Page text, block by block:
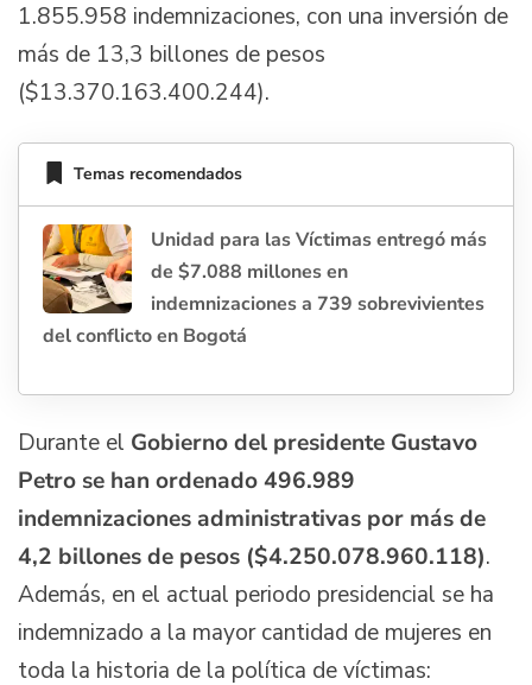
1.855.958 indemnizaciones, con una inversión de
más de 13,3 billones de pesos
($13.370.163.400.244).
Temas recomendados
Unidad para las Víctimas entregó más
de $7.088 millones en
indemnizaciones a 739 sobrevivientes
del conflicto en Bogotá
Durante el Gobierno del presidente Gustavo
Petro se han ordenado 496.989
indemnizaciones administrativas por más de
4,2 billones de pesos ($4.250.078.960.118).
Además, en el actual periodo presidencial se ha
indemnizado a la mayor cantidad de mujeres en
toda la historia de la política de víctimas: